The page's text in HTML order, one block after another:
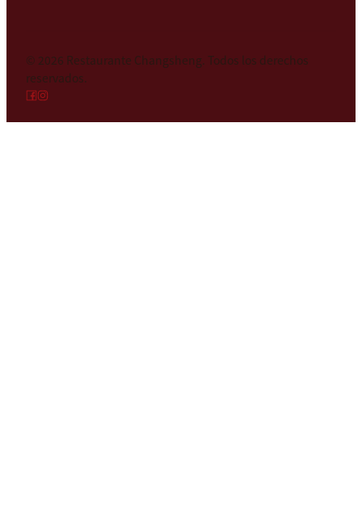
© 2026 Restaurante Changsheng. Todos los derechos
reservados.